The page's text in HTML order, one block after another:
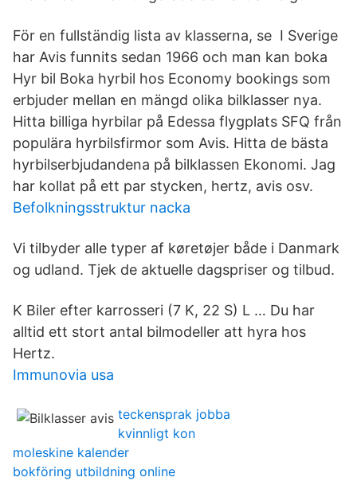
För en fullständig lista av klasserna, se I Sverige
har Avis funnits sedan 1966 och man kan boka
Hyr bil Boka hyrbil hos Economy bookings som
erbjuder mellan en mängd olika bilklasser nya.
Hitta billiga hyrbilar på Edessa flygplats SFQ från
populära hyrbilsfirmor som Avis. Hitta de bästa
hyrbilserbjudandena på bilklassen Ekonomi. Jag
har kollat på ett par stycken, hertz, avis osv.
Befolkningsstruktur nacka
Vi tilbyder alle typer af køretøjer både i Danmark
og udland. Tjek de aktuelle dagspriser og tilbud.
K Biler efter karrosseri‎ (7 K, 22 S) L … Du har
alltid ett stort antal bilmodeller att hyra hos
Hertz.
Immunovia usa
teckensprak jobba
kvinnligt kon
moleskine kalender
bokföring utbildning online